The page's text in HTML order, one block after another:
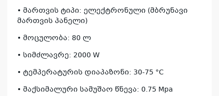
• მართვის ტიპი: ელექტრონული (მბრუნავი
მართვის პანელი)
• მოცულობა: 80 ლ
• სიმძლავრე: 2000 W
• ტემპერატურის დიაპაზონი: 30-75 °C
• მაქსიმალური სამუშაო წნევა: 0.75 Mpa